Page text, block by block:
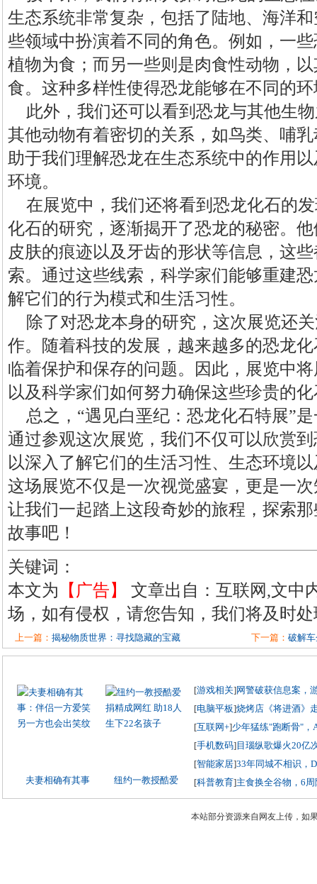
生态系统非常复杂，包括了陆地、海洋
些领域中扮演着不同的角色。例如，一
植物为食；而另一些则是肉食性动物，
食。这种多样性使得恐龙能够在不同的
此外，我们还可以看到恐龙与其他生
其他动物有着密切的关系，如鸟类、哺
助于我们理解恐龙在生态系统中的作用
环境。
在展览中，我们还将看到恐龙化石的
化石的研究，逐渐揭开了恐龙的秘密。
皮肤的痕迹以及牙齿的形状等信息，这
索。通过这些线索，科学家们能够重建
解它们的行为模式和生活习性。
除了对恐龙本身的研究，这次展览还
作。随着科技的发展，越来越多的恐龙
临着保护和保存的问题。因此，展览中
以及科学家们如何努力确保这些珍贵的
总之，“遇见白垩纪：恐龙化石特展”
通过参观这次展览，我们不仅可以欣赏
以深入了解它们的生活习性、生态环境
这场展览不仅是一次视觉盛宴，更是一
让我们一起踏上这段奇妙的旅程，探索
故事吧！
关键词：
本文为 【广告】
文章出自：互联网,文中
场，如有侵权，请您告知，我们将及时
上一篇： 揭秘物质世界：寻找隐藏的宝藏 下一篇： 破解
夫妻相确有其事 纽约一教授酷爱
[游戏相关]网警破获信息案，
[电脑平板]烧烤店《将进酒》
[互联网+]少年猛练"跑断骨"，
[手机数码]目瑙纵歌爆火20亿
[智能家居]33年同城不相识，
[科普教育]主食换全谷物，6
本站部分资源来自网友上传，如